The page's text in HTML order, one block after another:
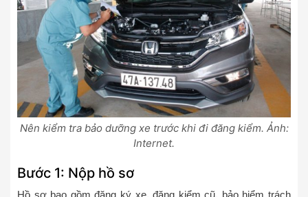
Nên kiểm tra bảo dưỡng xe trước khi đi đăng kiểm. Ảnh:
Internet.
Bước 1: Nộp hồ sơ
Hồ sơ bao gồm đăng ký xe, đăng kiểm cũ, bảo hiểm trách